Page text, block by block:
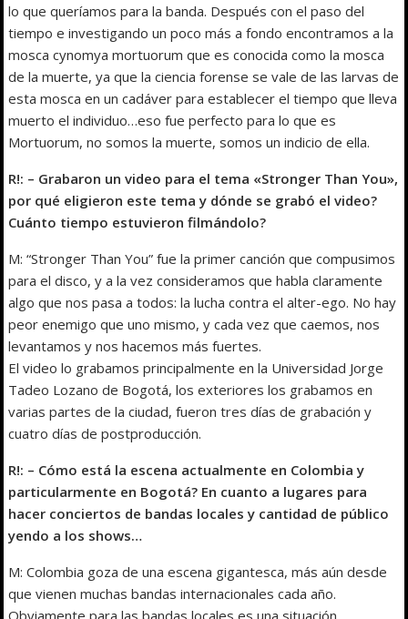
lo que queríamos para la banda. Después con el paso del
tiempo e investigando un poco más a fondo encontramos a la
mosca cynomya mortuorum que es conocida como la mosca
de la muerte, ya que la ciencia forense se vale de las larvas de
esta mosca en un cadáver para establecer el tiempo que lleva
muerto el individuo…eso fue perfecto para lo que es
Mortuorum, no somos la muerte, somos un indicio de ella.
R!: – Grabaron un video para el tema «Stronger Than You»,
por qué eligieron este tema y dónde se grabó el video?
Cuánto tiempo estuvieron filmándolo?
M: “Stronger Than You” fue la primer canción que compusimos
para el disco, y a la vez consideramos que habla claramente
algo que nos pasa a todos: la lucha contra el alter-ego. No hay
peor enemigo que uno mismo, y cada vez que caemos, nos
levantamos y nos hacemos más fuertes.
El video lo grabamos principalmente en la Universidad Jorge
Tadeo Lozano de Bogotá, los exteriores los grabamos en
varias partes de la ciudad, fueron tres días de grabación y
cuatro días de postproducción.
R!: – Cómo está la escena actualmente en Colombia y
particularmente en Bogotá? En cuanto a lugares para
hacer conciertos de bandas locales y cantidad de público
yendo a los shows…
M: Colombia goza de una escena gigantesca, más aún desde
que vienen muchas bandas internacionales cada año.